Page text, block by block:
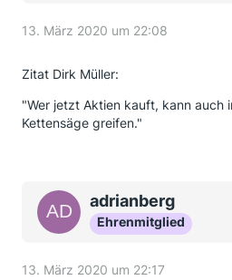
13. März 2020 um 22:08
Zitat Dirk Müller:
"Wer jetzt Aktien kauft, kann auch
Kettensäge greifen."
adrianberg
Ehrenmitglied
13. März 2020 um 22:17